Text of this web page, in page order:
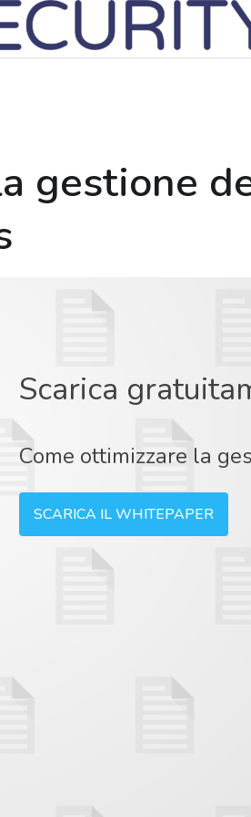
gestione
Scarica
Come ottimizzare la
SCARICA IL WHITEPAPER